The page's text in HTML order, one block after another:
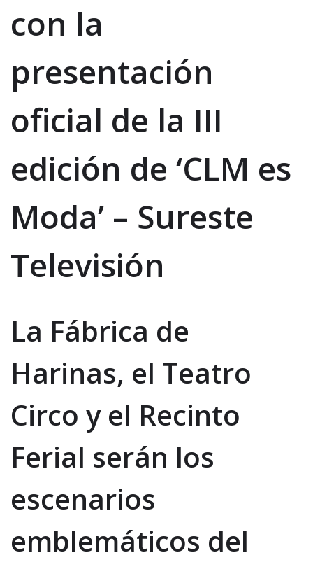
con la
presentación
oficial de la III
edición de ‘CLM es
Moda’ – Sureste
Televisión
La Fábrica de
Harinas, el Teatro
Circo y el Recinto
Ferial serán los
escenarios
emblemáticos del